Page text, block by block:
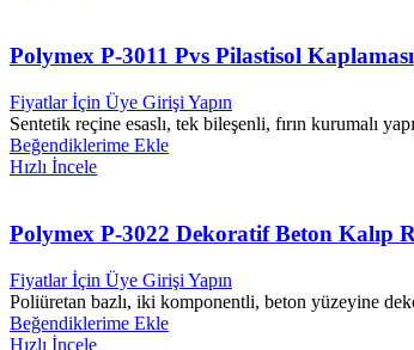
Polymex P-3011 Pvs Pilastisol Kaplaması
Fiyatlar İçin Üye Girişi Yapın
Sentetik reçine esaslı, tek bileşenli, fırın kurumalı
Beğendiklerime Ekle
Hızlı İncele
Polymex P-3022 Dekoratif Beton Kalıp
Fiyatlar İçin Üye Girişi Yapın
Poliüretan bazlı, iki komponentli, beton yüzeyine
Beğendiklerime Ekle
Hızlı İncele